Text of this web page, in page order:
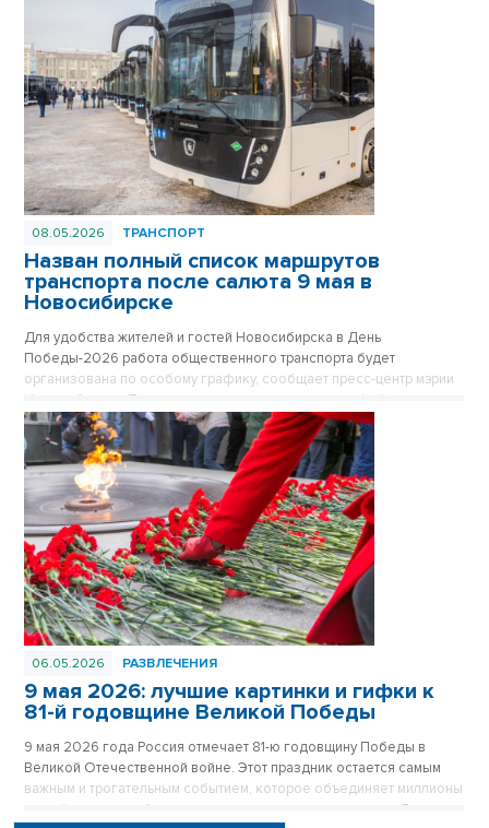
08.05.2026 ТРАНСПОРТ
Назван полный список маршрутов
транспорта после салюта 9 мая в
Новосибирске
Для удобства жителей и гостей Новосибирска в День
Победы-2026 работа общественного транспорта будет
организована по особому графику, сообщает пресс-центр мэрии
Новосибирска. После завершения праздничного фейерверка в
22.00 в ключевых точках города будут сформированы колонны
автобусов, троллейбусов и трамваев, которые развезут
пассажиров в отдаленные микрорайоны. Отправление транспорта
будет осуществляться по мере наполняемости салонов.
06.05.2026 РАЗВЛЕЧЕНИЯ
9 мая 2026: лучшие картинки и гифки к
81-й годовщине Великой Победы
9 мая 2026 года Россия отмечает 81-ю годовщину Победы в
Великой Отечественной войне. Этот праздник остается самым
важным и трогательным событием, которое объединяет миллионы
людей в памяти о бессмертном подвиге нашего народа. В этот